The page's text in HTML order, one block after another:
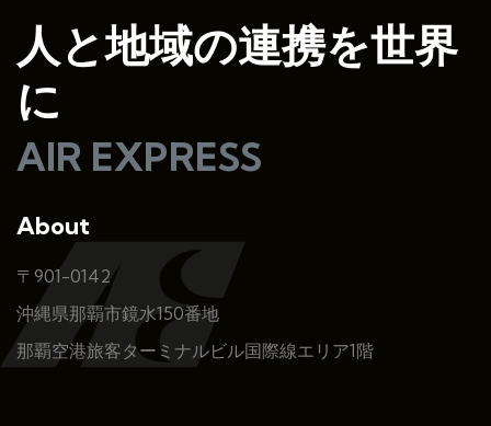
人と地域の連携を世界
に
AIR EXPRESS
About
〒901-0142
沖縄県那覇市鏡水150番地
那覇空港旅客ターミナルビル国際線エリア1階